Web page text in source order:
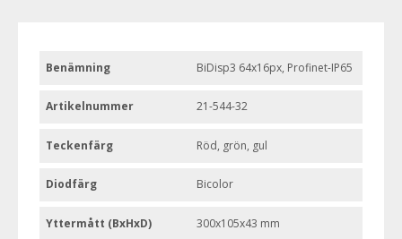
Benämning BiDisp3 64x16px, Profinet-IP65
Artikelnummer 21-544-32
Teckenfärg Röd, grön, gul
Diodfärg Bicolor
Yttermått (BxHxD) 300x105x43 mm